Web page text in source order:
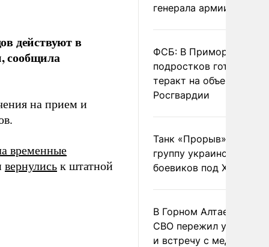
действуют в
сообщила
на прием и
временные
вернулись к штатной
генерала армии
ФСБ: В Приморье трое
подростков готовили
теракт на объекте
Росгвардии
Танк «Прорыв»
группу украинских
боевиков под
В Горном Алтае
СВО пережил удар
и встречу с медведем